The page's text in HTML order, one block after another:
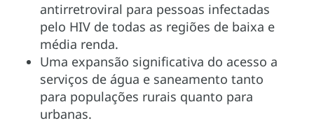
antirretroviral para pessoas infectadas
pelo HIV de todas as regiões de baixa e
média renda.
Uma expansão significativa do acesso a
serviços de água e saneamento tanto
para populações rurais quanto para
urbanas.